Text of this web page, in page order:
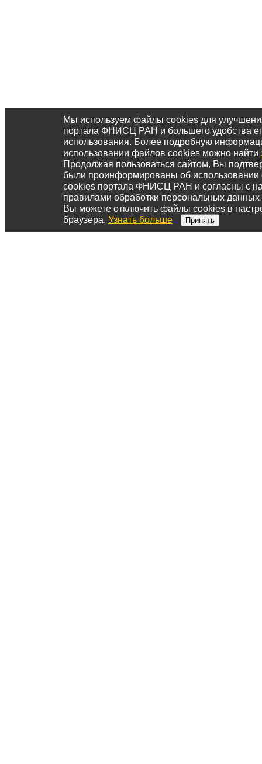
Мы используем файлы cookies для
портала ФНИСЦ РАН и большего удобства
использования. Более подробную
использовании файлов cookies можно найти
Продолжая пользоваться сайтом, Вы
были проинформированы об
cookies портала ФНИСЦ РАН и согласны с
правилами обработки персональных данных.
Вы можете отключить файлы cookies в
браузера. Узнать больше Принять